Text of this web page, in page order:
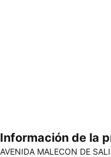
Ampliar mapa
Información de la
AVENIDA MALECON DE